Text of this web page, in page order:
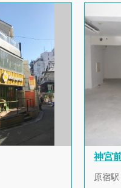
神宮
原宿